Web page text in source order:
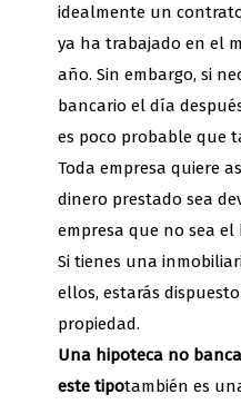
idealmente un
ya ha trabajado en el
año. Sin embargo, si
bancario el día
es poco probable que
Toda empresa quiere
dinero prestado sea
empresa que no sea el
Si tienes una
ellos, estarás
propiedad.
Una hipoteca no
este tipotambién es